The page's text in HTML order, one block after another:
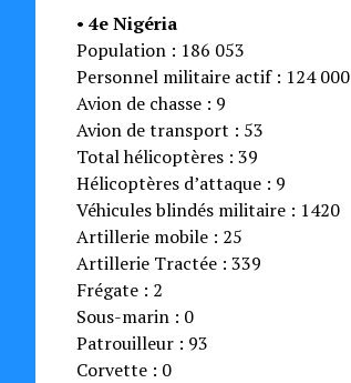
• 4e Nigéria
Population : 186 053
Personnel militaire actif : 124 000
Avion de chasse : 9
Avion de transport : 53
Total hélicoptères : 39
Hélicoptères d’attaque : 9
Véhicules blindés militaire : 1420
Artillerie mobile : 25
Artillerie Tractée : 339
Frégate : 2
Sous-marin : 0
Patrouilleur : 93
Corvette : 0